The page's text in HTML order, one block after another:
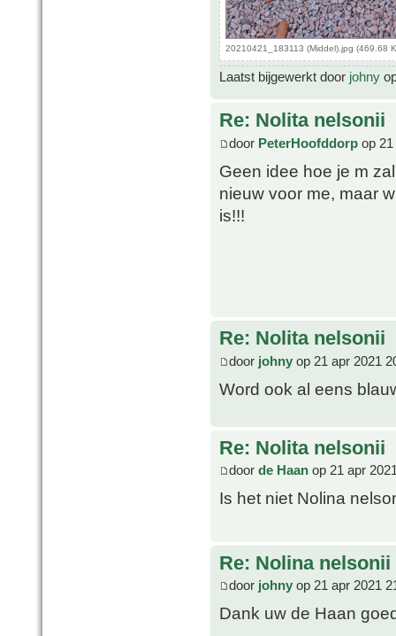
20210421_183113 (Middel).jpg (469.68
Laatst bijgewerkt door johny
Re: Nolita nelsonii
door PeterHoofddorp op
Geen idee hoe je m
nieuw voor me, maar
is!!!
Re: Nolita nelsonii
door johny op 21 apr 2021
Word ook al eens
Re: Nolita nelsonii
door de Haan op 21 apr
Is het niet Nolina
Re: Nolina nelsonii
door johny op 21 apr 2021
Dank uw de Haan